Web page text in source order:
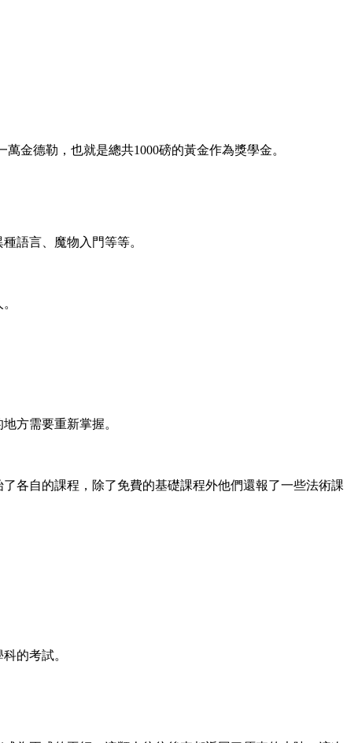
金德勒，也就是總共1000磅的黃金作為獎學金。
語言、魔物入門等等。
方需要重新掌握。
各自的課程，除了免費的基礎課程外他們還報了一些法術課
的考試。